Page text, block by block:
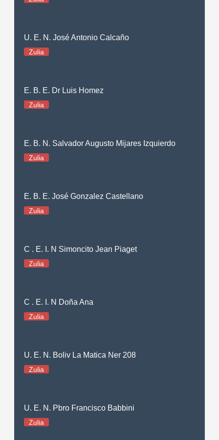
U. E. N. José Antonio Calcaño
Zulia
E. B. E. Dr Luis Homez
Zulia
E. B. N. Salvador Augusto Mijares Izquierdo
Zulia
E. B. E. José Gonzalez Castellano
Zulia
C . E. I. N Simoncito Jean Piaget
Zulia
C . E. I. N Doña Ana
Zulia
U. E. N. Boliv La Matica Ner 208
Zulia
U. E. N. Pbro Francisco Babbini
Zulia